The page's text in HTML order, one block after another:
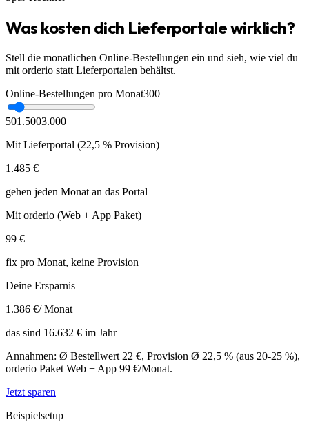
Was kosten dich Lieferportale wirklich?
Stell die monatlichen Online-Bestellungen ein und sieh, wie viel du
mit orderio statt Lieferportalen behältst.
Online-Bestellungen pro Monat300
501.5003.000
Mit Lieferportal (22,5 % Provision)
1.485 €
gehen jeden Monat an das Portal
Mit orderio (Web + App Paket)
99 €
fix pro Monat, keine Provision
Deine Ersparnis
1.386 €/ Monat
das sind 16.632 € im Jahr
Annahmen: Ø Bestellwert 22 €, Provision Ø 22,5 % (aus 20-25 %),
orderio Paket Web + App 99 €/Monat.
Jetzt sparen
Beispielsetup